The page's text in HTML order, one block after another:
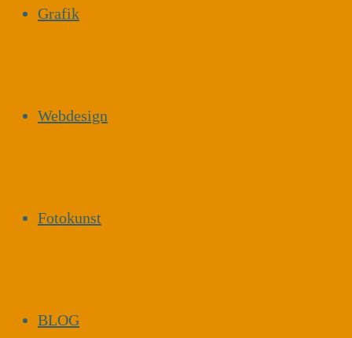
Grafik
Webdesign
Fotokunst
BLOG